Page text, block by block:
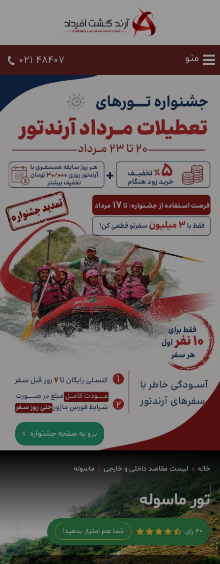
021 48407
برو به صفحه جشنواره
خانه لیست مقاصد داخلی و خارجی ماسوله
تور ماسوله
40 رای شما هم امتیاز بدهید!